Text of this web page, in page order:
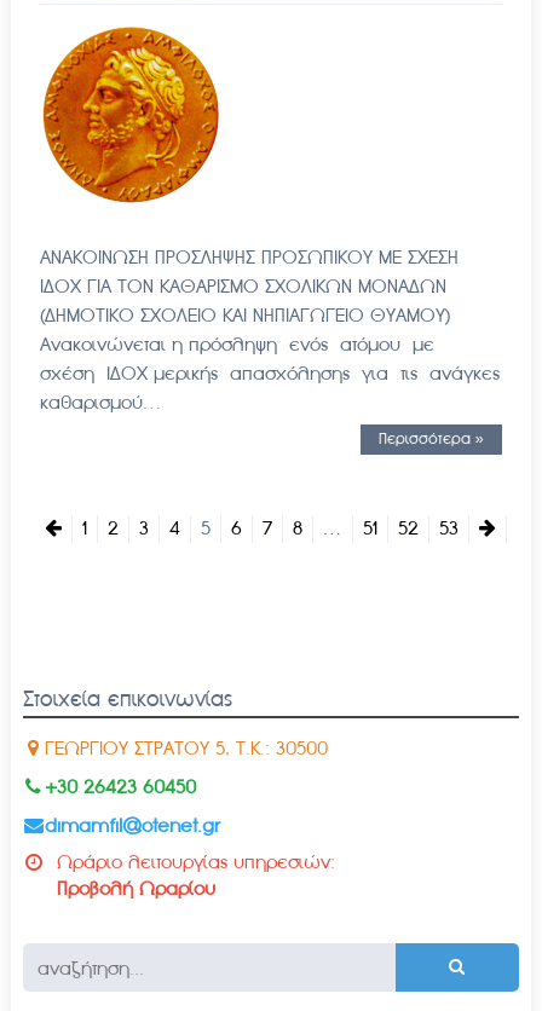
ΑΝΑΚΟΙΝΩΣΗ ΠΡΟΣΛΗΨΗΣ ΠΡΟΣΩΠΙΚΟΥ ΜΕ ΣΧΕΣΗ
ΙΔΟΧ ΓΙΑ ΤΟΝ ΚΑΘΑΡΙΣΜΟ ΣΧΟΛΙΚΩΝ ΜΟΝΑΔΩΝ
(ΔΗΜΟΤΙΚΟ ΣΧΟΛΕΙΟ ΚΑΙ ΝΗΠΙΑΓΩΓΕΙΟ ΘΥΑΜΟΥ)
Ανακοινώνεται η πρόσληψη ενός ατόμου με
σχέση ΙΔΟΧ μερικής απασχόλησης για τις ανάγκες
καθαρισμού…
Περισσότερα »
1 2 3 4 5 6 7 8 … 51 52 53
Στοιχεία επικοινωνίας
ΓΕΩΡΓΙΟΥ ΣΤΡΑΤΟΥ 5, Τ.Κ.: 30500
+30 26423 60450
dimamfil@otenet.gr
Ωράριο λειτουργίας υπηρεσιών:
Προβολή Ωραρίου